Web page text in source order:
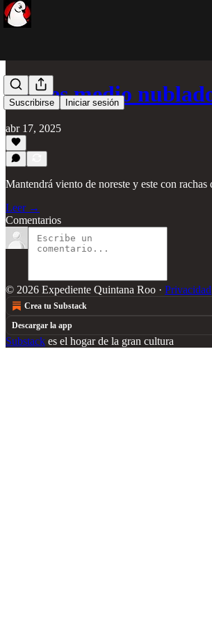
Suscribirse Iniciar sesión
Jueves medio
abr 17, 2025
Mantendrá viento de noreste y este con
Leer →
Comentarios
© 2026 Expediente Quintana Roo · Privacidad
Crea tu Substack
Descargar la app
Substack es el hogar de la gran cultura